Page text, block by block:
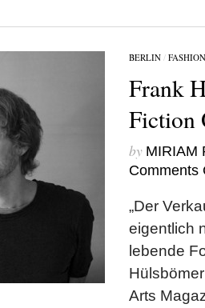
BERLIN/ FASHION
Frank
Fiction
by MIRIAM
Comments
„Der
eigentlich
lebende
Arts